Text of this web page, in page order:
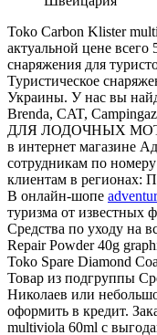
Toko Carbon Klister
актуальной цене
снаряжения для
Туристическое
Украины. У нас вы
Brenda, CAT,
ДЛЯ ЛОДОЧНЫХ
в интернет магазине
сотрудникам по
клиентам в регионах:
В онлайн-шопе
туризма от известных
Средства по уходу на
Repair Powder 40g
Toko Spare Diamond
Товар из подгруппы
Николаев или
оформить в кредит.
multiviola 60ml с